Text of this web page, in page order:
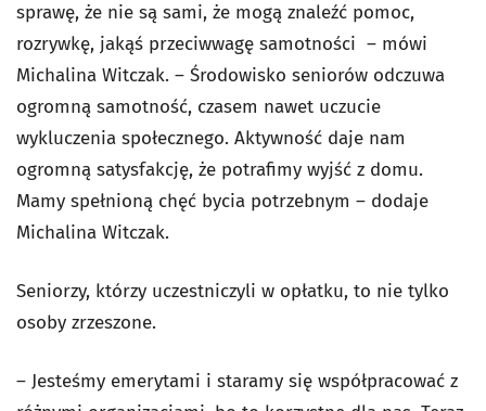
sprawę, że nie są sami, że mogą znaleźć pomoc,
rozrywkę, jakąś przeciwwagę samotności – mówi
Michalina Witczak. – Środowisko seniorów odczuwa
ogromną samotność, czasem nawet uczucie
wykluczenia społecznego. Aktywność daje nam
ogromną satysfakcję, że potrafimy wyjść z domu.
Mamy spełnioną chęć bycia potrzebnym – dodaje
Michalina Witczak.
Seniorzy, którzy uczestniczyli w opłatku, to nie tylko
osoby zrzeszone.
– Jesteśmy emerytami i staramy się współpracować z